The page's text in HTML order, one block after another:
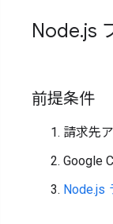
Node.js
前提条件
請求先
Google
Node.js